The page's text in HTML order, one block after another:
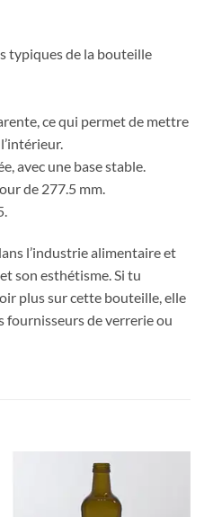
typiques de la bouteille
ce qui permet de mettre
avec une base stable.
de 277.5 mm.
l’industrie alimentaire et
son esthétisme. Si tu
plus sur cette bouteille, elle
fournisseurs de verrerie ou